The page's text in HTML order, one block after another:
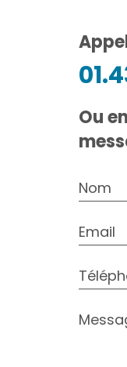
Ou
Nom
Email